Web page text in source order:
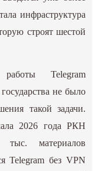
инфраструктура
строят шестой
Telegram
не было
такой задачи.
2026 года РКН
тыс. материалов
Telegram без VPN